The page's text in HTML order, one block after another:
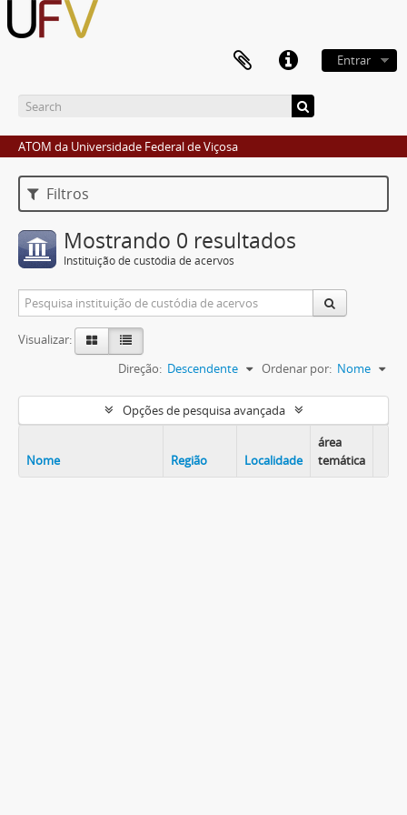
Entrar
ATOM da Universidade Federal de Viçosa
Filtros
Mostrando 0 resultados
Instituição de custódia de acervos
Visualizar:
Ordenar por: Nome
Direção: Descendente
Opções de pesquisa avançada
Nome Região Localidade
área
temática